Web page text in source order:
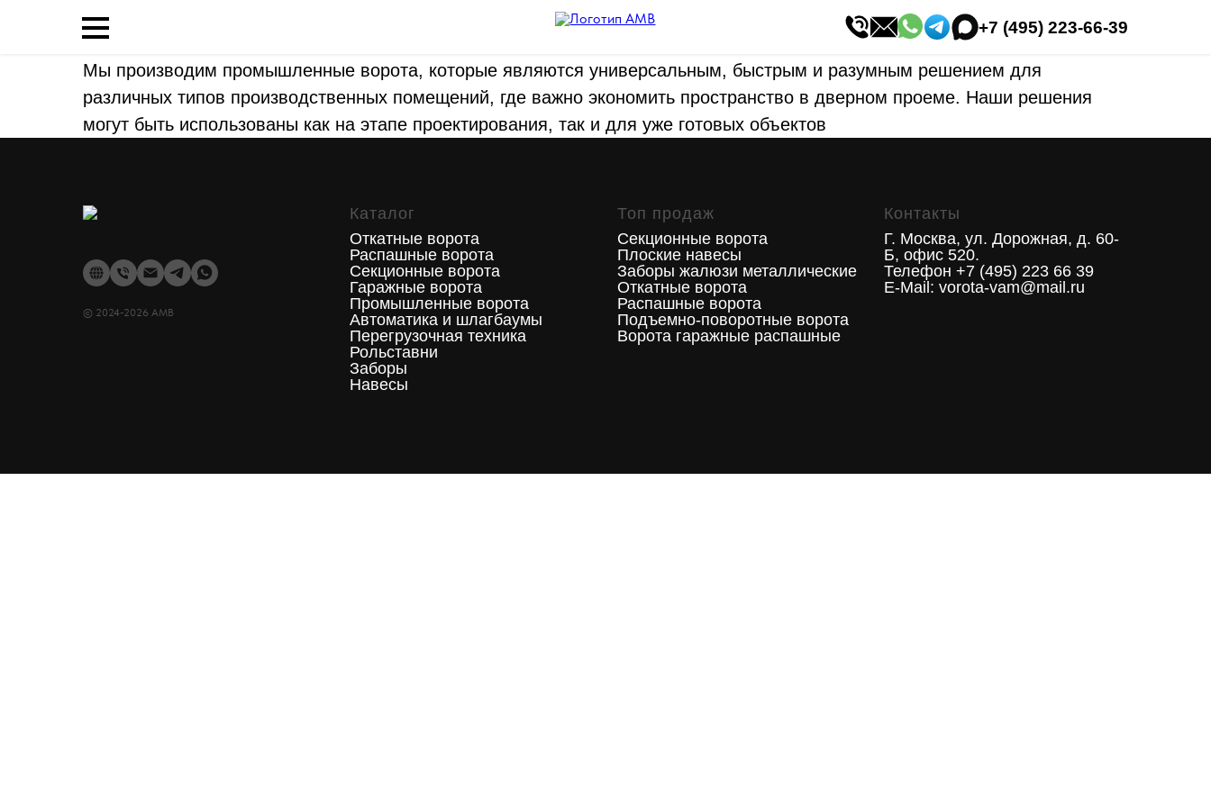
+7 (495) 223-66-39
Мы производим промышленные ворота, которые являются универсальным, быстрым и разумным решением для
различных типов производственных помещений, где важно экономить пространство в дверном проеме. Наши решения
могут быть использованы как на этапе проектирования, так и для уже готовых объектов
© 2024-2026 AMB
Каталог
Откатные ворота
Распашные ворота
Секционные ворота
Гаражные ворота
Промышленные ворота
Автоматика и шлагбаумы
Перегрузочная техника
Рольставни
Заборы
Навесы
Топ продаж
Секционные ворота
Плоские навесы
Заборы жалюзи металлические
Откатные ворота
Распашные ворота
Подъемно-поворотные ворота
Ворота гаражные распашные
Контакты
Г. Москва, ул. Дорожная, д. 60-
Б, офис 520.
Телефон +7 (495) 223 66 39
E-Mail: vorota-vam@mail.ru